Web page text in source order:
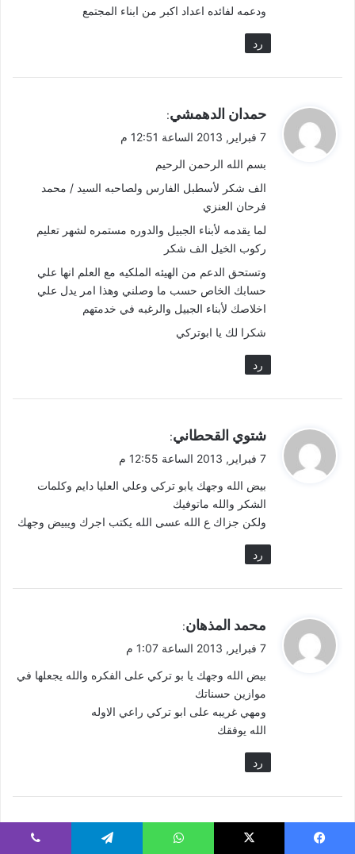
ودعمه لفائده اعداد اكبر من ابناء المجتمع
رد
ي
ق
ل
حمدان الدهمشي:
7 فبراير, 2013 الساعة 12:51 م
بسم الله الرحمن الرحيم
الف شكر لأسطبل الفارس ولصاحبه السيد / محمد
فرحان العنزي
لما يقدمه لأبناء الجبيل والدوره مستمره لشهر تعليم
ركوب الخيل الف شكر
وتستحق الدعم من الهيئه الملكيه مع العلم انها علي
حسابك الخاص حسب ما وصلني وهذا امر يدل علي
اخلاصك لأبناء الجبيل والرغبه في خدمتهم
شكرا لك يا ابوتركي
رد
ي
ق
ل
شتوي القحطاني:
7 فبراير, 2013 الساعة 12:55 م
بيض الله وجهك يابو تركي وعلي العليا دايم وكلمات
الشكر والله ماتوفيك
ولكن جزاك ع الله عسى الله يكتب اجرك ويبيض وجهك
رد
ي
ق
ل
محمد المذهان:
7 فبراير, 2013 الساعة 1:07 م
بيض الله وجهك يا بو تركي على الفكره والله يجعلها في
موازين حسناتك
ومهي غريبه على ابو تركي راعي الاوله
الله يوفقك
رد
محمد العنزي ابو تركي